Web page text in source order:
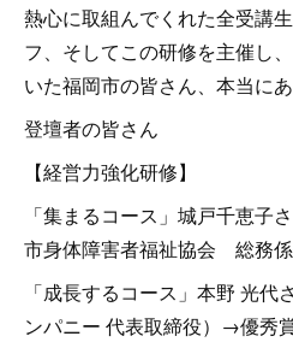
熱心に取組んでくれた全受講
フ、そしてこの研修を主催し
いた福岡市の皆さん、本当に
登壇者の皆さん
【経営力強化研修】
「集まるコース」城戸千恵
市身体障害者福祉協会 総務係
「成長するコース」本野 光代
ンパニー 代表取締役）→優秀